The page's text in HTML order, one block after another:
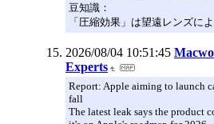
豆知識：
「圧縮効果」は望遠レンズに
2026/08/04 10:51:45
Experts
Report: Apple aiming to launch
fall
The latest leak says the product